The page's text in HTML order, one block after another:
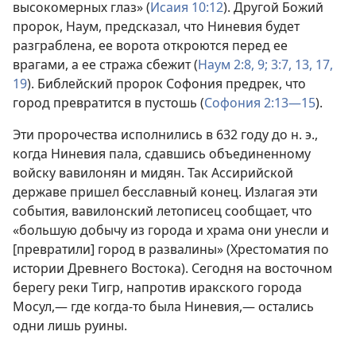
высокомерных глаз» (Исаия 10:12). Другой Божий
пророк, Наум, предсказал, что Ниневия будет
разграблена, ее ворота откроются перед ее
врагами, а ее стража сбежит (Наум 2:8, 9; 3:7, 13, 17,
19). Библейский пророк Софония предрек, что
город превратится в пустошь (Софония 2:13—15).
Эти пророчества исполнились в 632 году до н. э.,
когда Ниневия пала, сдавшись объединенному
войску вавилонян и мидян. Так Ассирийской
державе пришел бесславный конец. Излагая эти
события, вавилонский летописец сообщает, что
«большую добычу из города и храма они унесли и
[превратили] город в развалины» (Хрестоматия по
истории Древнего Востока). Сегодня на восточном
берегу реки Тигр, напротив иракского города
Мосул,— где когда-то была Ниневия,— остались
одни лишь руины.